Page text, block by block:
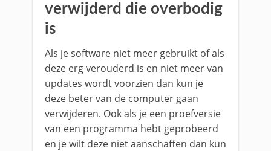
verwijderd die overbodig
is
Als je software niet meer gebruikt of als
deze erg verouderd is en niet meer van
updates wordt voorzien dan kun je
deze beter van de computer gaan
verwijderen. Ook als je een proefversie
van een programma hebt geprobeerd
en je wilt deze niet aanschaffen dan kun